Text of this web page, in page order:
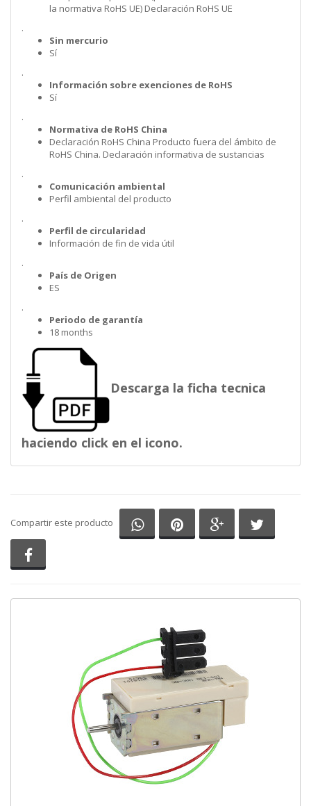
la normativa RoHS UE) Declaración RoHS UE
.
Sin mercurio
Sí
.
Información sobre exenciones de RoHS
Sí
.
Normativa de RoHS China
Declaración RoHS China Producto fuera del ámbito de
RoHS China. Declaración informativa de sustancias
.
Comunicación ambiental
Perfil ambiental del producto
.
Perfil de circularidad
Información de fin de vida útil
.
País de Origen
ES
.
Periodo de garantía
18 months
Descarga la ficha tecnica
haciendo click en el icono.
Compartir este producto Compartir en Whatsapp
Compartir en Pinterest
Compartir en